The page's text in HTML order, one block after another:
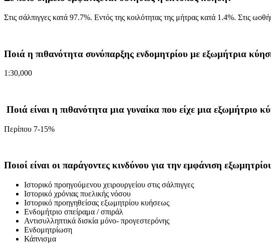
Στις σάλπιγγες κατά 97.7%. Εντός της κοιλότητας της μήτρας κατά 1.4%. Στις
Ποιά η πιθανότητα συνύπαρξης ενδομητρίου με εξωμήτρια
1:30,000
Ποιά είναι η πιθανότητα μια γυναίκα που είχε μια εξωμήτριο
Περίπου 7-15%
Ποιοί είναι οι παράγοντες κινδύνου για την εμφάνιση
Ιστορικό προηγούμενου χειρουργείου στις σάλπιγγες
Ιστορικό χρόνιας πυελικής νόσου
Ιστορικό προηγηθείσας εξωμητρίου κυήσεως
Ενδομήτριο σπείραμα / σπιράλ
Αντισυλληπτικά δισκία μόνο- προγεστερόνης
Ενδομητρίωση
Κάπνισμα